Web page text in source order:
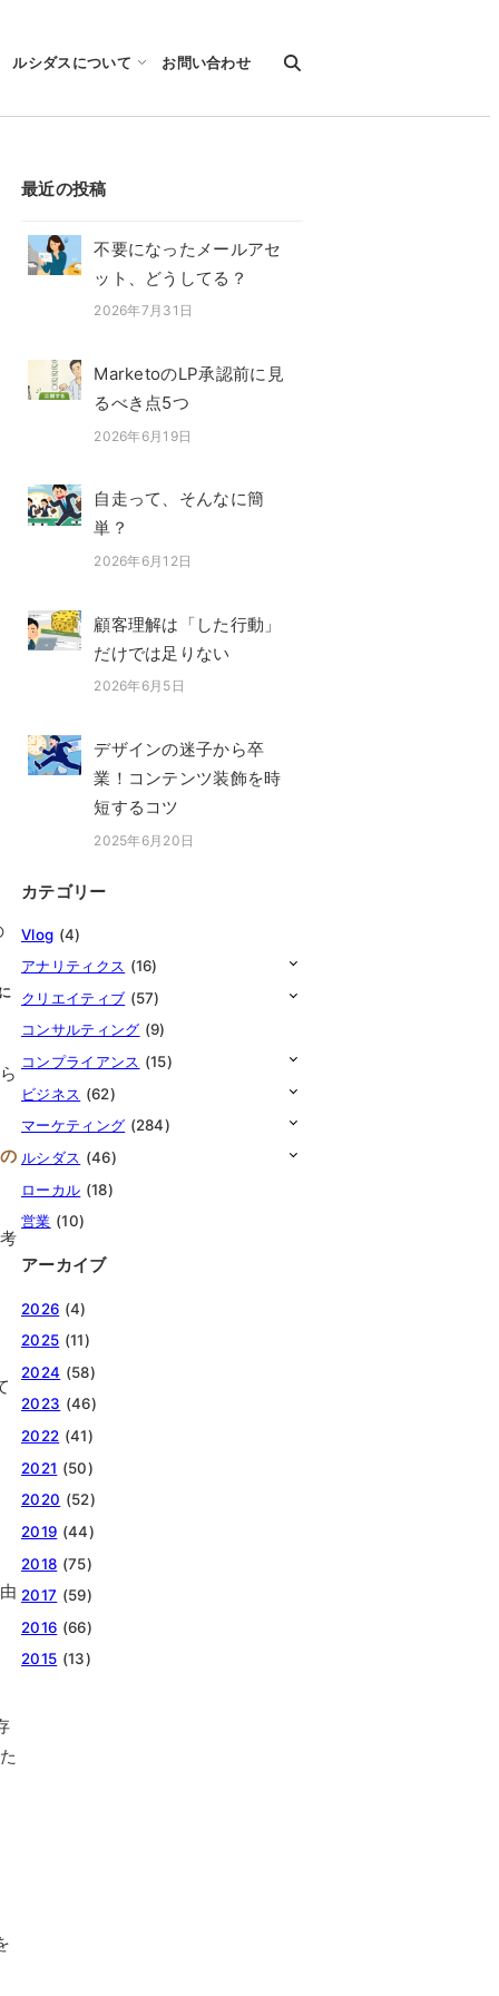
ルシダスについて お問い合わせ
最近の投稿
不要になったメールアセ
ット、どうしてる？
投稿日
2026年7月31日
MarketoのLP承認前に見
るべき点5つ
投稿日
2026年6月19日
自走って、そんなに簡
単？
投稿日
2026年6月12日
顧客理解は「した行動」
だけでは足りない
投稿日
2026年6月5日
デザインの迷子から卒
業！コンテンツ装飾を時
短するコツ
投稿日
2025年6月20日
カテゴリー
Vlog (4)
アナリティクス (16)
クリエイティブ (57)
コンサルティング (9)
コンプライアンス (15)
ビジネス (62)
マーケティング (284)
ルシダス (46)
ローカル (18)
営業 (10)
アーカイブ
2026 (4)
2025 (11)
2024 (58)
2023 (46)
2022 (41)
2021 (50)
2020 (52)
2019 (44)
2018 (75)
2017 (59)
2016 (66)
2015 (13)